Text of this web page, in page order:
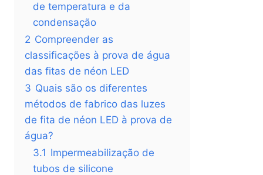
de temperatura e da
condensação
2 Compreender as
classificações à prova de água
das fitas de néon LED
3 Quais são os diferentes
métodos de fabrico das luzes
de fita de néon LED à prova de
água?
3.1 Impermeabilização de
tubos de silicone